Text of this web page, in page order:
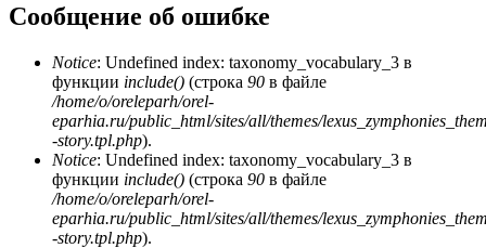
Сообщение об ошибке
Notice: Undefined index: taxonomy_vocabulary_3 в
функции include() (строка 90 в файле
/home/o/oreleparh/orel-
eparhia.ru/public_html/sites/all/themes/
-story.tpl.php).
Notice: Undefined index: taxonomy_vocabulary_3 в
функции include() (строка 90 в файле
/home/o/oreleparh/orel-
eparhia.ru/public_html/sites/all/themes/
-story.tpl.php).